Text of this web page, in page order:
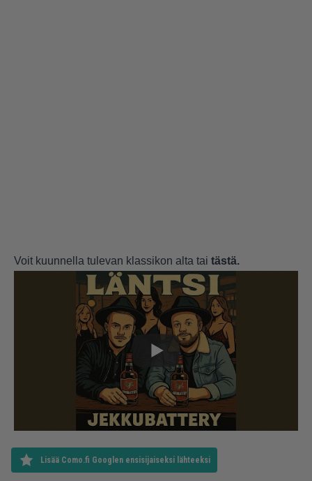
Voit kuunnella tulevan klassikon alta tai tästä.
Lisää Como.fi Googlen ensisijaiseksi lähteeksi